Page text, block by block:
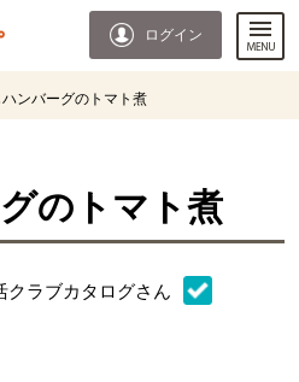
ログイン
ンバーグのトマト煮
のトマト煮
クラブカタログさん